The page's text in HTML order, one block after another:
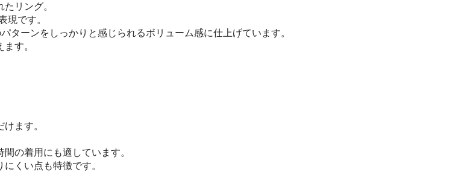
リング。
です。
ーンをしっかりと感じられるボリューム感に仕上げています。
す。
ます。
の着用にも適しています。
くい点も特徴です。